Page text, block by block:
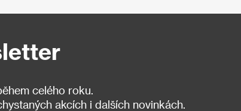
celého roku.
akcích i dalších novinkách.